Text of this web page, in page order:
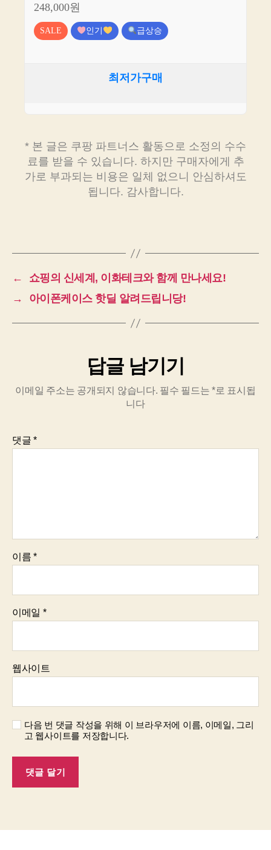
248,000원
SALE 인기 급상승
최저가구매
* 본 글은 쿠팡 파트너스 활동으로 소정의 수수
료를 받을 수 있습니다. 하지만 구매자에게 추
가로 부과되는 비용은 일체 없으니 안심하셔도
됩니다. 감사합니다.
←
쇼핑의 신세계, 이화테크와 함께 만나세요!
→
아이폰케이스 핫딜 알려드립니당!
답글 남기기
이메일 주소는 공개되지 않습니다. 필수 필드는*로 표시됩
니다
댓글*
이름*
이메일 *
웹사이트
다음 번 댓글 작성을 위해 이 브라우저에 이름, 이메일, 그리
고 웹사이트를 저장합니다.